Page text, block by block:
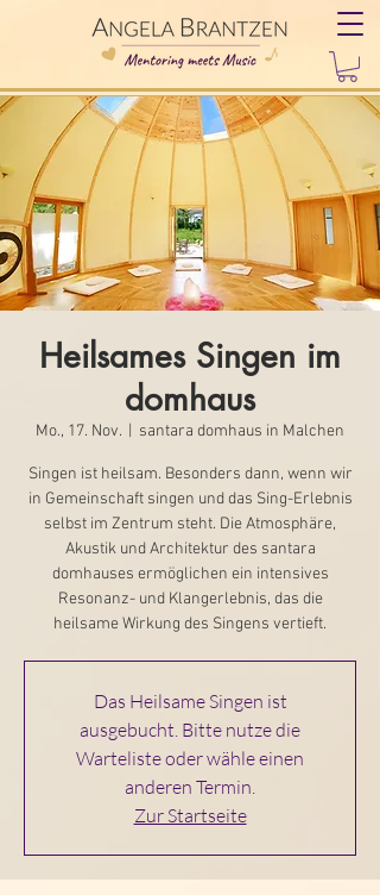
Heilsames Singen im
domhaus
Mo., 17. Nov. santara domhaus in Malchen
Singen ist heilsam. Besonders dann, wenn wir
in Gemeinschaft singen und das Sing-Erlebnis
selbst im Zentrum steht. Die Atmosphäre,
Akustik und Architektur des santara
domhauses ermöglichen ein intensives
Resonanz- und Klangerlebnis, das die
heilsame Wirkung des Singens vertieft.
Das Heilsame Singen ist
ausgebucht. Bitte nutze die
Warteliste oder wähle einen
anderen Termin.
Zur Startseite